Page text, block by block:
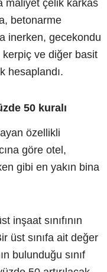
maliyet çelik karkas
betonarme
inerken, gecekondu
kerpiç ve diğer basit
hesaplandı.
50 kuralı
özellikli
göre otel,
gibi en yakın bina
inşaat sınıfının
üst sınıfa ait değer
bulunduğu sınıf